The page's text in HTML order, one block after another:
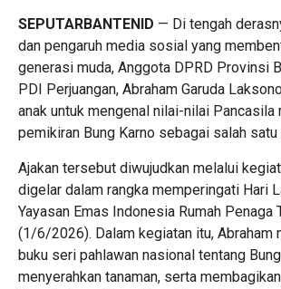
SEPUTARBANTENID — Di tengah
dan pengaruh media sosial yang
generasi muda, Anggota DPRD Provinsi
PDI Perjuangan, Abraham Garuda
anak untuk mengenal nilai-nilai Pancasila
pemikiran Bung Karno sebagai salah
Ajakan tersebut diwujudkan melalui
digelar dalam rangka memperingati Hari
Yayasan Emas Indonesia Rumah Penaga
(1/6/2026). Dalam kegiatan itu, Abraham
buku seri pahlawan nasional tentang
menyerahkan tanaman, serta